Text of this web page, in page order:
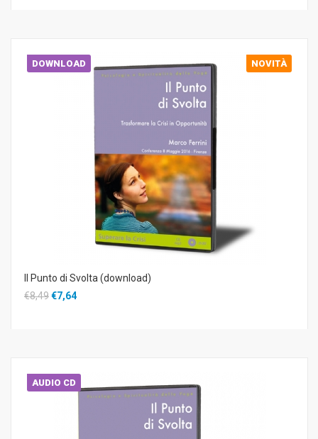
DOWNLOAD NOVITÀ
Il Punto di Svolta (download)
€8,49€7,64
AUDIO CD